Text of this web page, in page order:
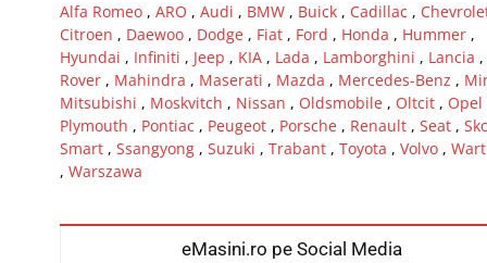
Alfa Romeo, ARO , Audi , BMW, Buick, Cadillac ,
Citroen , Daewoo, Dodge, Fiat, Ford , Honda , Hummer,
Hyundai , Infiniti , Jeep , KIA, Lada , Lamborghini , Lancia ,
Rover, Mahindra , Maserati , Mazda , Mercedes-Benz ,
Mitsubishi , Moskvitch , Nissan , Oldsmobile, Oltcit, Opel
Plymouth , Pontiac , Peugeot, Porsche, Renault, Seat,
Smart, Ssangyong, Suzuki , Trabant, Toyota , Volvo,
, Warszawa
eMasini.ro pe Social Media